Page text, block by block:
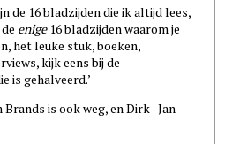
16 bladzijden die ik altijd lees,
enige16 bladzijden waarom je
het leuke stuk, boeken,
kijk eens bij de
is gehalveerd.’
is ook weg, en Dirk–Jan